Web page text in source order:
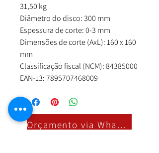
31,50 kg
Diâmetro do disco: 300 mm
Espessura de corte: 0-3 mm
Dimensões de corte (AxL): 160 x 160
mm
Classificação fiscal (NCM): 84385000
EAN-13: 7895707468009
Orçamento via Whatsapp